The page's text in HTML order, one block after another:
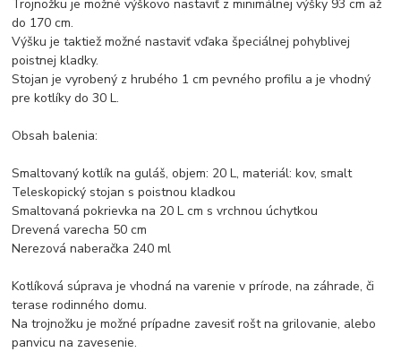
Trojnožku je možné výškovo nastaviť z minimálnej výšky 93 cm až
do 170 cm.
Výšku je taktiež možné nastaviť vďaka špeciálnej pohyblivej
poistnej kladky.
Stojan je vyrobený z hrubého 1 cm pevného profilu a je vhodný
pre kotlíky do 30 L.
Obsah balenia:
Smaltovaný kotlík na guláš, objem: 20 L, materiál: kov, smalt
Teleskopický stojan s poistnou kladkou
Smaltovaná pokrievka na 20 L cm s vrchnou úchytkou
Drevená varecha 50 cm
Nerezová naberačka 240 ml
Kotlíková súprava je vhodná na varenie v prírode, na záhrade, či
terase rodinného domu.
Na trojnožku je možné prípadne zavesiť rošt na grilovanie, alebo
panvicu na zavesenie.